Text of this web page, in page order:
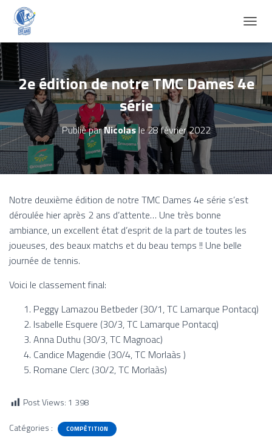
É
L
I
E
L
A
N
A
I
2e édition de notre TMC Dames 4e
série
Publié parNicolasle28 février 2022
Notre deuxième édition de notre TMC Dames 4e série s’est
déroulée hier après 2 ans d’attente… Une très bonne
ambiance, un excellent état d’esprit de la part de toutes les
joueuses, des beaux matchs et du beau temps !! Une belle
journée de tennis.
Voici le classement final:
Peggy Lamazou Betbeder (30/1, TC Lamarque Pontacq)
Isabelle Esquere (30/3, TC Lamarque Pontacq)
Anna Duthu (30/3, TC Magnoac)
Candice Magendie (30/4, TC Morlaàs )
Romane Clerc (30/2, TC Morlaàs)
Post Views: 1 398
Catégories :
COMPÉTITION